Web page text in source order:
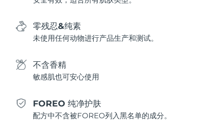
零残忍&纯素
未使用任何动物进行产品生产和测试。
不含香精
敏感肌也可安心使用
FOREO 纯净护肤
配方中不含被FOREO列入黑名单的成分。
台湾
土耳其
预计送达日期